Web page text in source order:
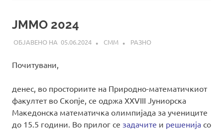
ЈММО 2024
05.06.2024 СММ РАЗНО
Почитувани,
денес, во просториите на Природно-математичкиот
факултет во Скопје, се одржа XXVIII Јуниорска
Македонска математичка олимпијада за учениците
до 15.5 години. Во прилог се задачите и решенија со